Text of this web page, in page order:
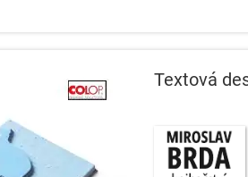
Textová